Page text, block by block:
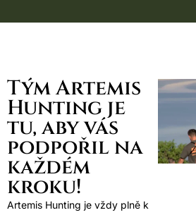
Tým Artemis
Hunting je
tu, aby vás
podpořil na
každém
kroku!
Artemis Hunting je vždy plně k